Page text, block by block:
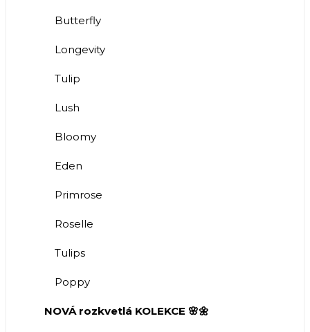
Butterfly
Longevity
Tulip
Lush
Bloomy
Eden
Primrose
Roselle
Tulips
Poppy
NOVÁ rozkvetlá KOLEKCE 🌸🌼